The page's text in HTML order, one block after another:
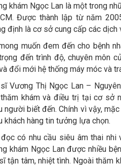
khám Ngọc Lan là một trong
Được thành lập từ năm
định là cơ sở cung cấp các dịch
muốn đem đến cho bệnh
đến trình độ, chuyên môn
đổi mới hệ thống máy móc và
Vương Thị Ngọc Lan –
khám và điều trị tại cơ sở
người biết đến. Chính vì vậy,
khách hàng tin tưởng lựa chọn.
có nhu cầu siêu âm thai nhi
khám Ngọc Lan được nhiều
tận tâm, nhiệt tình. Ngoài thăm